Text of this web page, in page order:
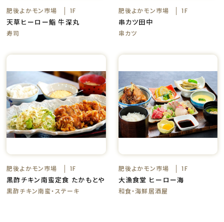
肥後よかモン市場 1F
天草ヒーロー鮨 牛深丸
寿司
肥後よかモン市場 1F
串カツ田中
串カツ
肥後よかモン市場 1F
黒酢チキン南蛮定食 たかもとや
黒酢チキン南蛮・ステーキ
肥後よかモン市場 1F
大漁食堂 ヒーロー海
和食・海鮮居酒屋